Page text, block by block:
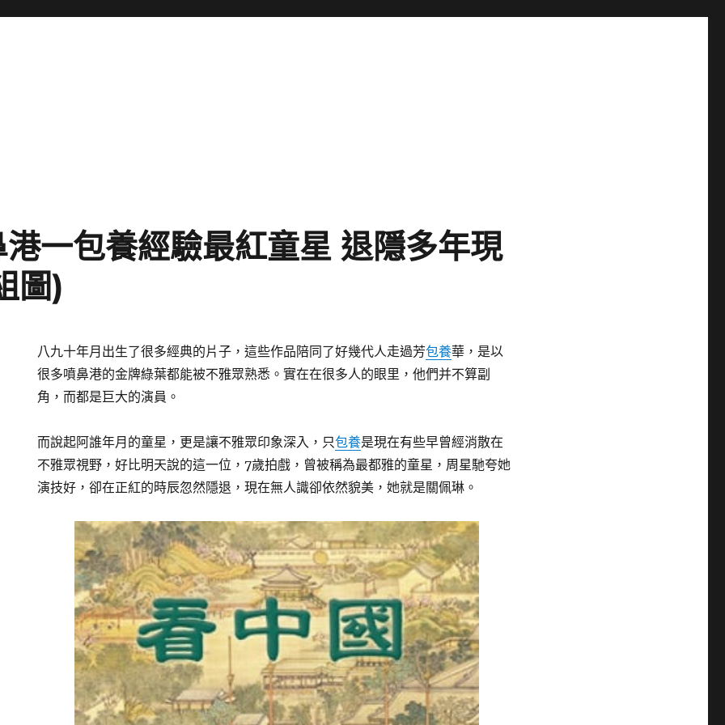
一包養經驗最紅童星 退隱多年現
圖)
八九十年月出生了很多經典的片子，這些作品陪同了好幾代人走過芳包養華，是以
很多噴鼻港的金牌綠葉都能被不雅眾熟悉。實在在很多人的眼里，他們并不算副
角，而都是巨大的演員。
而說起阿誰年月的童星，更是讓不雅眾印象深入，只包養是現在有些早曾經消散在
不雅眾視野，好比明天說的這一位，7歲拍戲，曾被稱為最都雅的童星，周星馳夸她
演技好，卻在正紅的時辰忽然隱退，現在無人識卻依然貌美，她就是關佩琳。